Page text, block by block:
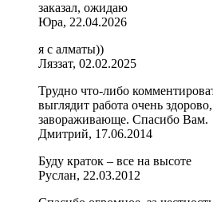
заказал, ожидаю
Юра, 22.04.2026
я с алматы))
Ляззат, 02.02.2025
Трудно что-либо
выглядит работа очень
завораживающе. Спасибо Вам.
Дмитрий, 17.06.2014
Буду краток – все на высоте
Руслан, 22.03.2012